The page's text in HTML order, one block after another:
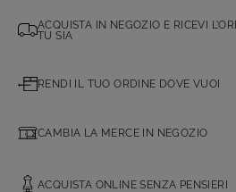
ACQUISTA IN NEGOZIO E RICEVI
TU SIA
RENDI IL TUO ORDINE DOVE VUOI
CAMBIA LA MERCE IN NEGOZIO
ACQUISTA ONLINE SENZA PENSIERI